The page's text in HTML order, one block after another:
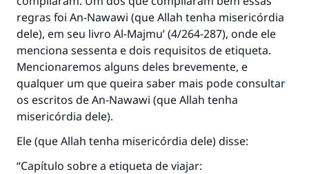
regras foi An-Nawawi (que Allah tenha misericórdia
dele), em seu livro Al-Majmu’(4/264-287), onde ele
menciona sessenta e dois requisitos de etiqueta.
Mencionaremos alguns deles brevemente, e
qualquer um que queira saber mais pode consultar
os escritos de An-Nawawi (que Allah tenha
misericórdia dele).
Ele (que Allah tenha misericórdia dele) disse:
“Capítulo sobre a etiqueta de viajar: